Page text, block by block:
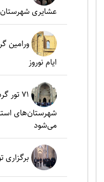
عشایری
ورامین
ایام نوروز
۷۱
می‌شود
برگزاری